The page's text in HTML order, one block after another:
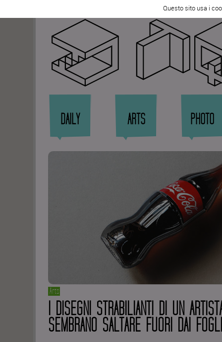
Tweet
DAILY ARTS PHOTO
Arts
I DISEGNI STRABILIANTI DI UN
SEMBRANO SALTARE FUORI DAI FOGLI
Questo sito usa i